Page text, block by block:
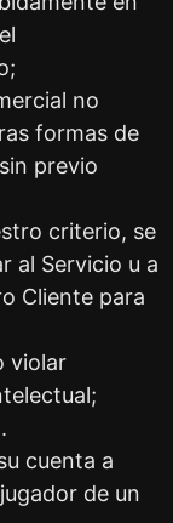
no
formas de
previo
criterio, se
al Servicio u a
Cliente para
violar
cuenta a
de un